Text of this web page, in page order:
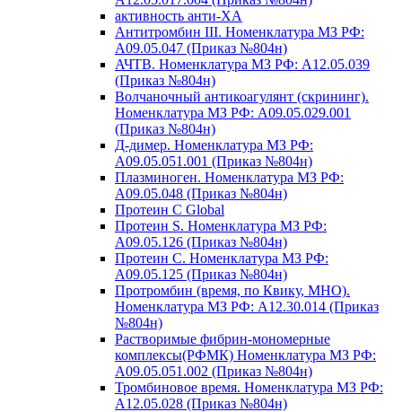
активность анти-ХА
Антитромбин III. Номенклатура МЗ РФ:
A09.05.047 (Приказ №804н)
АЧТВ. Номенклатура МЗ РФ: A12.05.039
(Приказ №804н)
Волчаночный антикоагулянт (скрининг).
Номенклатура МЗ РФ: A09.05.029.001
(Приказ №804н)
Д-димер. Номенклатура МЗ РФ:
A09.05.051.001 (Приказ №804н)
Плазминоген. Номенклатура МЗ РФ:
A09.05.048 (Приказ №804н)
Протеин C Global
Протеин S. Номенклатура МЗ РФ:
A09.05.126 (Приказ №804н)
Протеин С. Номенклатура МЗ РФ:
A09.05.125 (Приказ №804н)
Протромбин (время, по Квику, МНО).
Номенклатура МЗ РФ: A12.30.014 (Приказ
№804н)
Растворимые фибрин-мономерные
комплексы(РФМК) Номенклатура МЗ РФ:
A09.05.051.002 (Приказ №804н)
Тромбиновое время. Номенклатура МЗ РФ:
A12.05.028 (Приказ №804н)